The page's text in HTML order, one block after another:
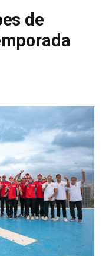
de